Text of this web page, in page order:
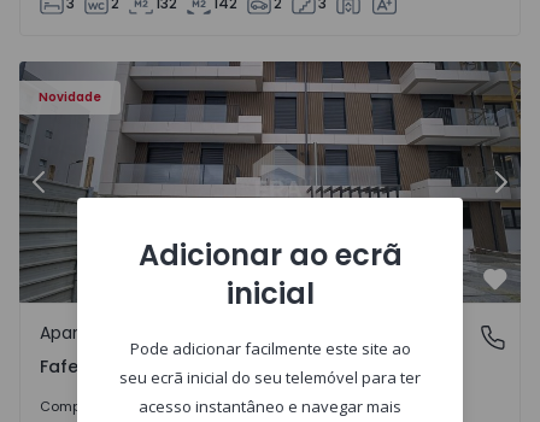
Novidade
Anterior
Fafe, Braga
Apartamento
Fafe, Braga
Comprar 325.800 €
Adicionar ao ecrã
inicial
Pode adicionar facilmente este site ao
seu ecrã inicial do seu telemóvel para ter
acesso instantâneo e navegar mais